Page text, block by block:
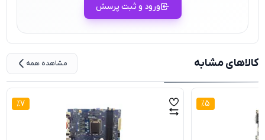
ورود و ثبت پرسش
کالاهای مشابه مشاهده همه
7
% 5
%